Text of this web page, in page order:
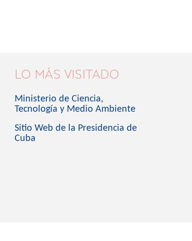
LO MÁS VISITADO
Ministerio de Ciencia,
Tecnología y Medio Ambiente
Sitio Web de la Presidencia de
Cuba